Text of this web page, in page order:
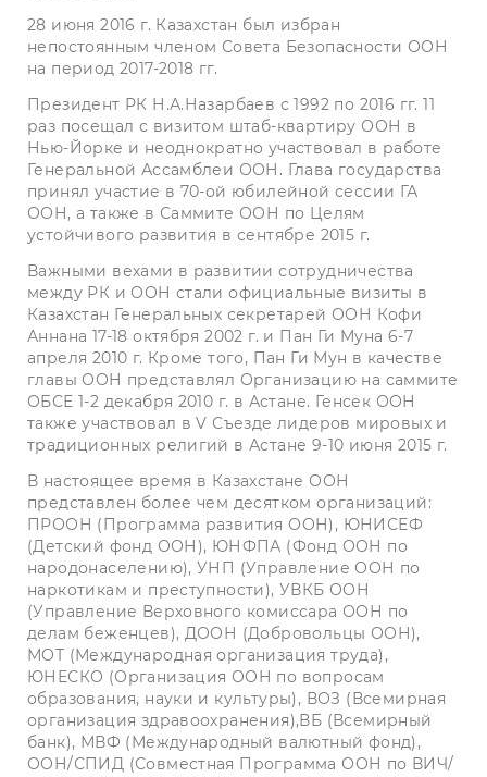
28 июня 2016 г. Казахстан был избран
непостоянным членом Совета Безопасности ООН
на период 2017-2018 гг.
Президент РК Н.А.Назарбаев с 1992 по 2016 гг. 11
раз посещал с визитом штаб-квартиру ООН в
Нью-Йорке и неоднократно участвовал в работе
Генеральной Ассамблеи ООН. Глава государства
принял участие в 70-ой юбилейной сессии ГА
ООН, а также в Саммите ООН по Целям
устойчивого развития в сентябре 2015 г.
Важными вехами в развитии сотрудничества
между РК и ООН стали официальные визиты в
Казахстан Генеральных секретарей ООН Кофи
Аннана 17-18 октября 2002 г. и Пан Ги Муна 6-7
апреля 2010 г. Кроме того, Пан Ги Мун в качестве
главы ООН представлял Организацию на саммите
ОБСЕ 1-2 декабря 2010 г. в Астане. Генсек ООН
также участвовал в V Съезде лидеров мировых и
традиционных религий в Астане 9-10 июня 2015 г.
В настоящее время в Казахстане ООН
представлен более чем десятком организаций:
ПРООН (Программа развития ООН), ЮНИСЕФ
(Детский фонд ООН), ЮНФПА (Фонд ООН по
народонаселению), УНП (Управление ООН по
наркотикам и преступности), УВКБ ООН
(Управление Верховного комиссара ООН по
делам беженцев), ДООН (Добровольцы ООН),
МОТ (Международная организация труда),
ЮНЕСКО (Организация ООН по вопросам
образования, науки и культуры), ВОЗ (Всемирная
организация здравоохранения),ВБ (Всемирный
банк), МВФ (Международный валютный фонд),
ООН/СПИД (Совместная Программа ООН по ВИЧ/